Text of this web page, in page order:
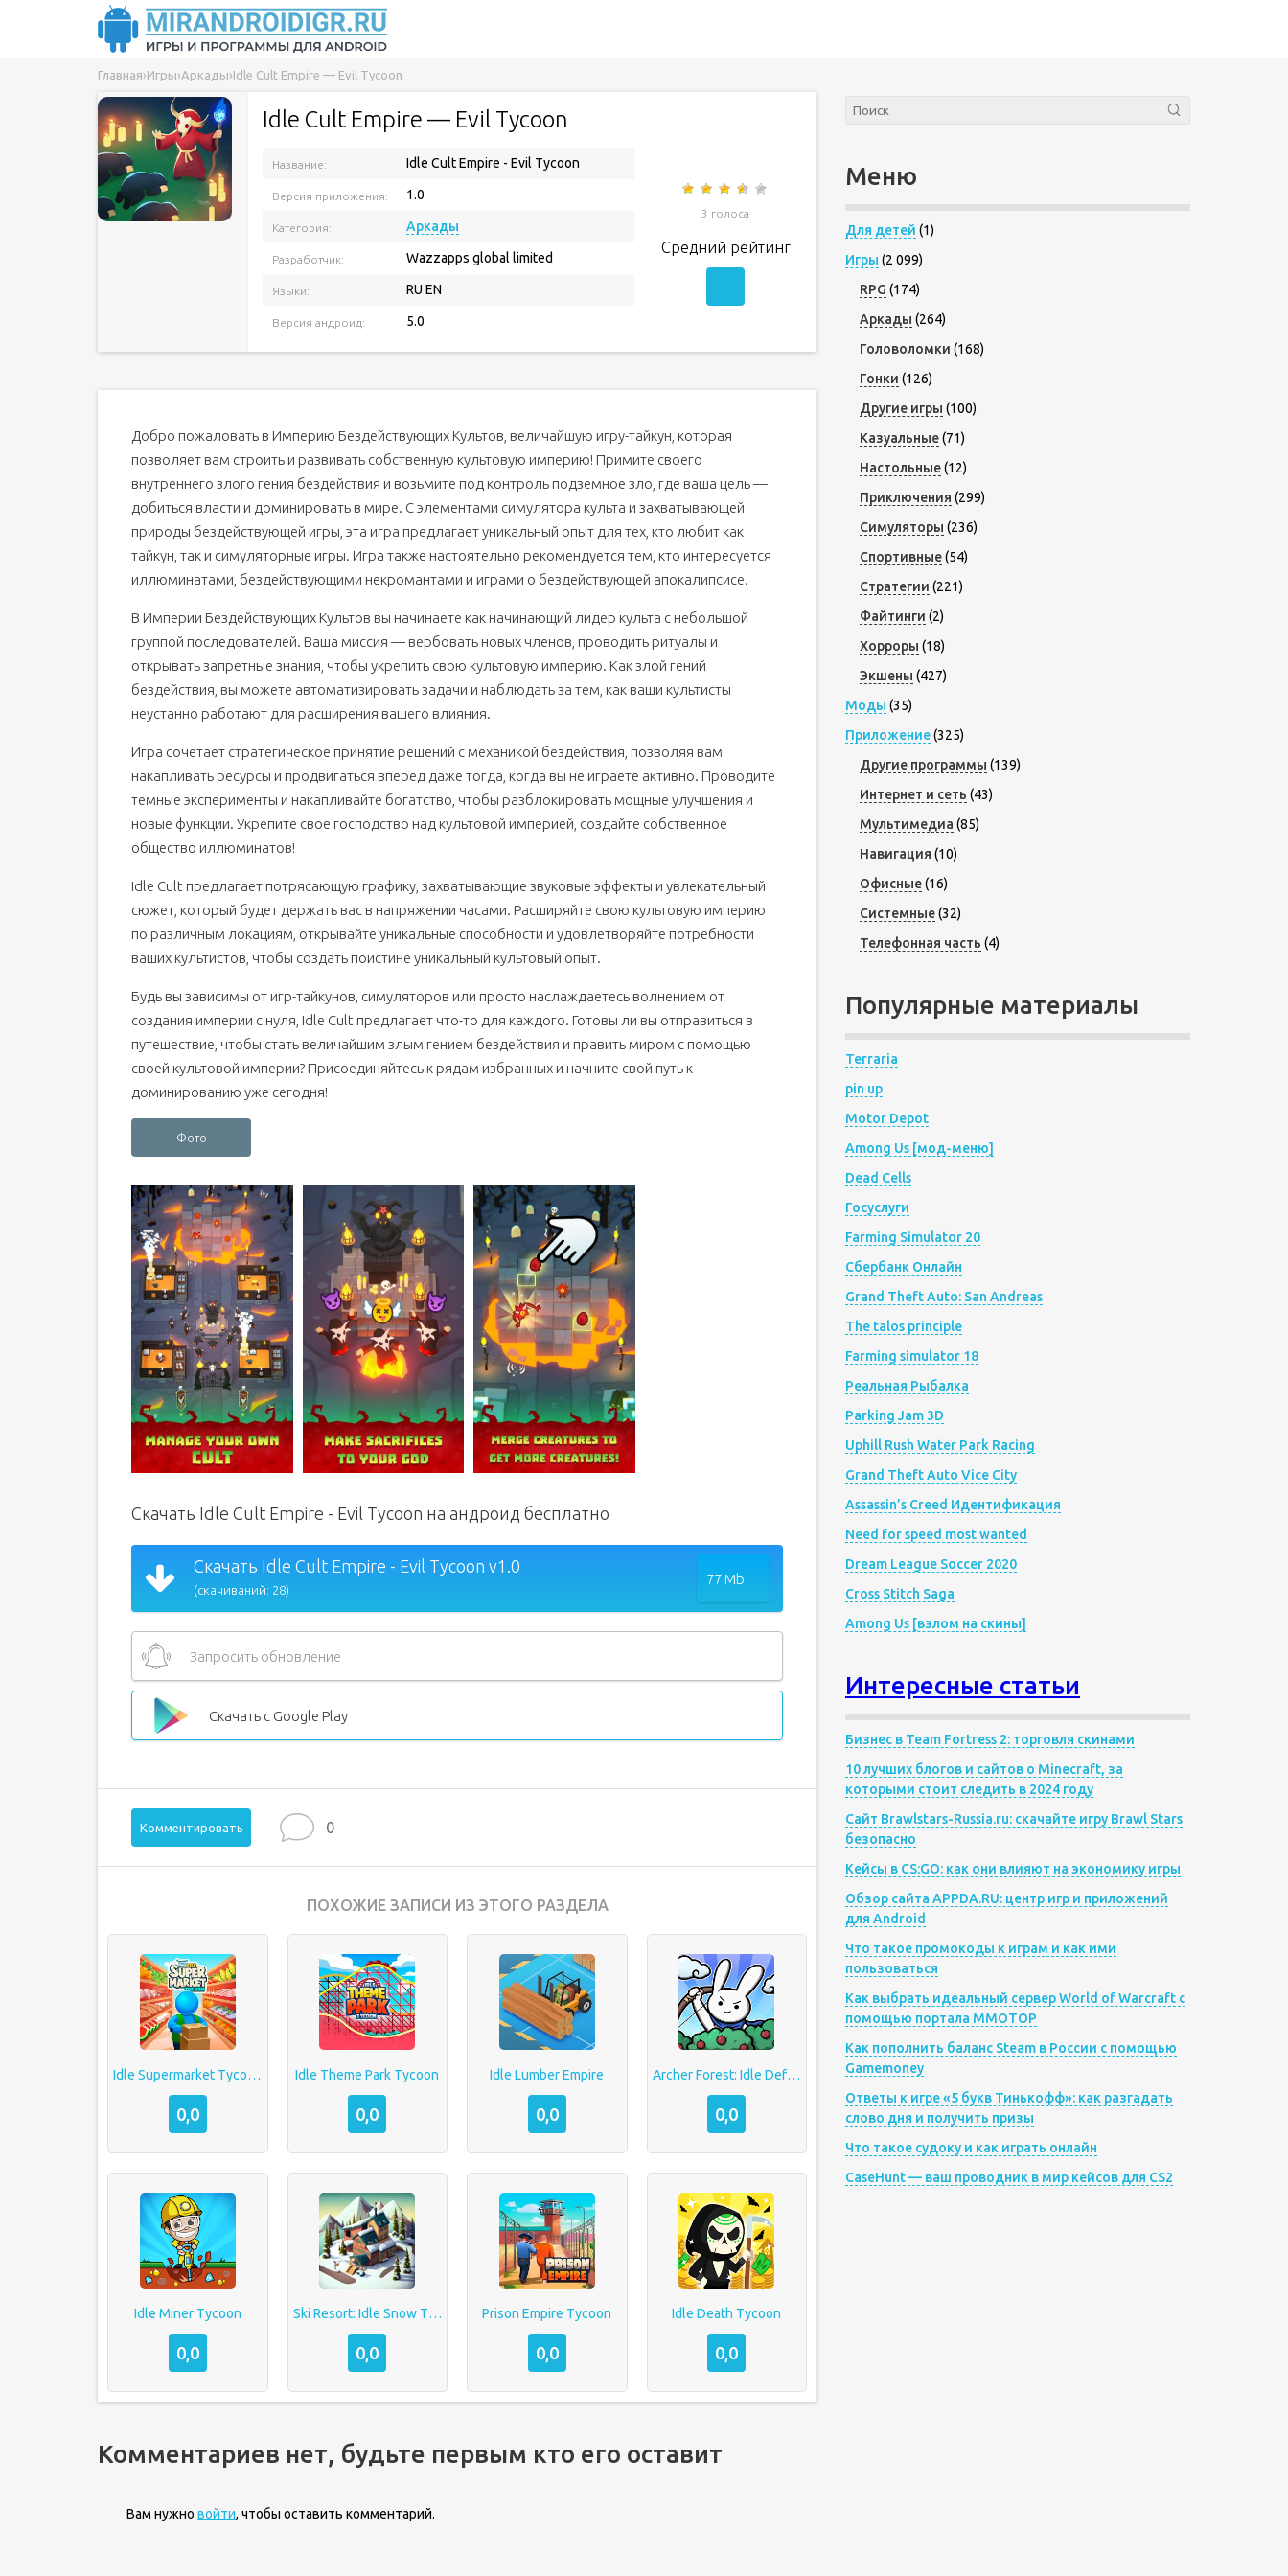
Главная›Игры›Аркады›Idle Cult Empire — Evil Tycoon
Idle Cult Empire — Evil Tycoon
Название: Idle Cult Empire - Evil Tycoon
Версия приложения: 1.0
Категория: Аркады
Разработчик: Wazzapps global limited
Языки: RU EN
Версия андроид: 5.0
3 голоса
Средний рейтинг
Добро пожаловать в Империю Бездействующих Культов, величайшую игру-тайкун, которая
позволяет вам строить и развивать собственную культовую империю! Примите своего
внутреннего злого гения бездействия и возьмите под контроль подземное зло, где ваша цель —
добиться власти и доминировать в мире. С элементами симулятора культа и захватывающей
природы бездействующей игры, эта игра предлагает уникальный опыт для тех, кто любит как
тайкун, так и симуляторные игры. Игра также настоятельно рекомендуется тем, кто интересуется
иллюминатами, бездействующими некромантами и играми о бездействующей апокалипсисе.
В Империи Бездействующих Культов вы начинаете как начинающий лидер культа с небольшой
группой последователей. Ваша миссия — вербовать новых членов, проводить ритуалы и
открывать запретные знания, чтобы укрепить свою культовую империю. Как злой гений
бездействия, вы можете автоматизировать задачи и наблюдать за тем, как ваши культисты
неустанно работают для расширения вашего влияния.
Игра сочетает стратегическое принятие решений с механикой бездействия, позволяя вам
накапливать ресурсы и продвигаться вперед даже тогда, когда вы не играете активно. Проводите
темные эксперименты и накапливайте богатство, чтобы разблокировать мощные улучшения и
новые функции. Укрепите свое господство над культовой империей, создайте собственное
общество иллюминатов!
Idle Cult предлагает потрясающую графику, захватывающие звуковые эффекты и увлекательный
сюжет, который будет держать вас в напряжении часами. Расширяйте свою культовую империю
по различным локациям, открывайте уникальные способности и удовлетворяйте потребности
ваших культистов, чтобы создать поистине уникальный культовый опыт.
Будь вы зависимы от игр-тайкунов, симуляторов или просто наслаждаетесь волнением от
создания империи с нуля, Idle Cult предлагает что-то для каждого. Готовы ли вы отправиться в
путешествие, чтобы стать величайшим злым гением бездействия и править миром с помощью
своей культовой империи? Присоединяйтесь к рядам избранных и начните свой путь к
доминированию уже сегодня!
Фото
Скачать Idle Cult Empire - Evil Tycoon на андроид бесплатно
Скачать Idle Cult Empire - Evil Tycoon v1.0
(скачиваний: 28)
77 Mb
Запросить обновление
Скачать с Google Play
Комментировать 0
ПОХОЖИЕ ЗАПИСИ ИЗ ЭТОГО РАЗДЕЛА
Idle Supermarket Tycoon
0,0
Idle Theme Park Tycoon
0,0
Idle Lumber Empire
0,0
Archer Forest: Idle Defence
0,0
Idle Miner Tycoon
0,0
Ski Resort: Idle Snow Tycoon
0,0
Prison Empire Tycoon
0,0
Idle Death Tycoon
0,0
Комментариев нет, будьте первым кто его оставит
Вам нужно войти, чтобы оставить комментарий.
Меню
Для детей (1)
Игры (2 099)
RPG (174)
Аркады (264)
Головоломки (168)
Гонки (126)
Другие игры (100)
Казуальные(71)
Настольные(12)
Приключения (299)
Симуляторы (236)
Спортивные(54)
Стратегии (221)
Файтинги (2)
Хорроры (18)
Экшены (427)
Моды (35)
Приложение(325)
Другие программы (139)
Интернет и сеть (43)
Мультимедиа (85)
Навигация (10)
Офисные(16)
Системные(32)
Телефонная часть (4)
Популярные материалы
Terraria
pin up
Motor Depot
Among Us [мод-меню]
Dead Cells
Госуслуги
Farming Simulator 20
Сбербанк Онлайн
Grand Theft Auto: San Andreas
The talos principle
Farming simulator 18
Реальная Рыбалка
Parking Jam 3D
Uphill Rush Water Park Racing
Grand Theft Auto Vice City
Assassin’s Creed Идентификация
Need for speed most wanted
Dream League Soccer 2020
Cross Stitch Saga
Among Us [взлом на скины]
Интересные статьи
Бизнес в Team Fortress 2: торговля скинами
10 лучших блогов и сайтов о Minecraft, за
которыми стоит следить в 2024 году
Сайт Brawlstars-Russia.ru: скачайте игру Brawl Stars
безопасно
Кейсы в CS:GO: как они влияют на экономику игры
Обзор сайта APPDA.RU: центр игр и приложений
для Android
Что такое промокоды к играм и как ими
пользоваться
Как выбрать идеальный сервер World of Warcraft с
помощью портала MMOTOP
Как пополнить баланс Steam в России с помощью
Gamemoney
Ответы к игре «5 букв Тинькофф»: как разгадать
слово дня и получить призы
Что такое судоку и как играть онлайн
CaseHunt — ваш проводник в мир кейсов для CS2